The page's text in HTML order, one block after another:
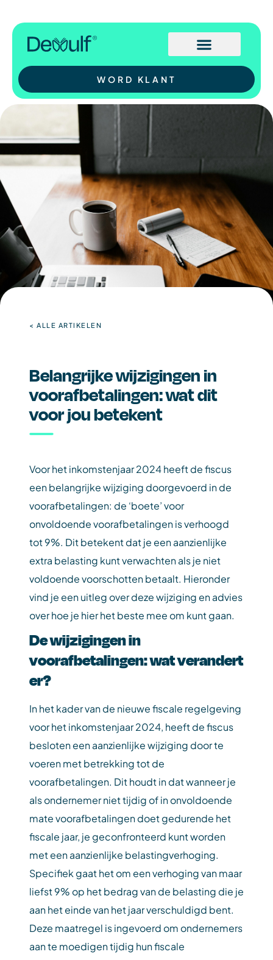
WORD KLANT
< ALLE ARTIKELEN
Belangrijke wijzigingen in
voorafbetalingen: wat dit
voor jou betekent
Voor het inkomstenjaar 2024 heeft de fiscus
een belangrijke wijziging doorgevoerd in de
voorafbetalingen: de ‘boete’ voor
onvoldoende voorafbetalingen is verhoogd
tot 9%. Dit betekent dat je een aanzienlijke
extra belasting kunt verwachten als je niet
voldoende voorschotten betaalt. Hieronder
vind je een uitleg over deze wijziging en advies
over hoe je hier het beste mee om kunt gaan.
De wijzigingen in
voorafbetalingen: wat verandert
er?
In het kader van de nieuwe fiscale regelgeving
voor het inkomstenjaar 2024, heeft de fiscus
besloten een aanzienlijke wijziging door te
voeren met betrekking tot de
voorafbetalingen. Dit houdt in dat wanneer je
als ondernemer niet tijdig of in onvoldoende
mate voorafbetalingen doet gedurende het
fiscale jaar, je geconfronteerd kunt worden
met een aanzienlijke belastingverhoging.
Specifiek gaat het om een verhoging van maar
liefst 9% op het bedrag van de belasting die je
aan het einde van het jaar verschuldigd bent.
Deze maatregel is ingevoerd om ondernemers
aan te moedigen tijdig hun fiscale